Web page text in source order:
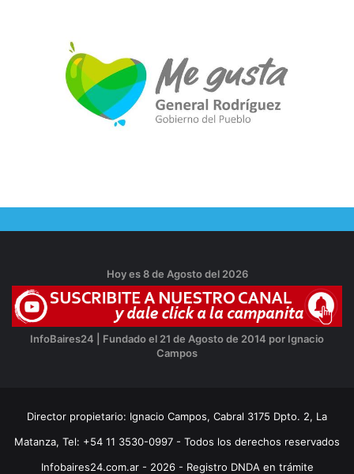
Hoy es 8 de Agosto del 2026
InfoBaires24 | Fundado el 21 de Agosto de 2014 por Ignacio
Campos
Director propietario: Ignacio Campos, Cabral 3175 Dpto. 2, La
Matanza, Tel: +54 11 3530-0997 - Todos los derechos reservados
Infobaires24.com.ar - 2026 - Registro DNDA en trámite